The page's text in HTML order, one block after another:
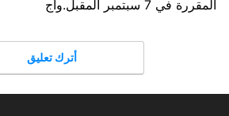
المقررة في 7 سبتمبر المقبل.وأج
أترك تعليق